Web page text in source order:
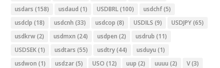
usdars (158) usdaud (1) USDBRL(100) usdchf(5)
usdclp (18) usdcnh (33) usdcop (8) USDILS (9) USDJPY(65)
usdkrw(2) usdmxn (24) usdpen (2) usdrub (11)
USDSEK(1) usdtars (55) usdtry(44) usduyu (1)
usdwon (1) usdzar(5) USO (12) uup (2) uuuu (2) V(3)